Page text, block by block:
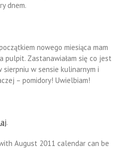
dnem.
nowego miesiąca mam
pulpit. Zastanawiałam się co jest
w sensie kulinarnym i
– pomidory! Uwielbiam!
.
August 2011 calendar can be